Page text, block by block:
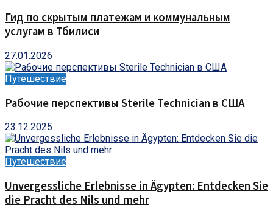
Гид по скрытым платежам и коммунальным
услугам в Тбилиси
27.01.2026
Путешествие
Рабочие перспективы Sterile Technician в США
23.12.2025
Путешествие
Unvergessliche Erlebnisse in Ägypten: Entdecken Sie
die Pracht des Nils und mehr